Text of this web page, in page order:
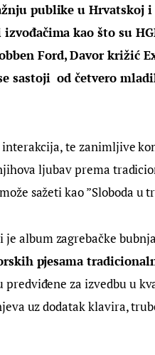
publike u Hrvatskoj i
kao što su
Ford, Davor križić
sastoji  od četvero
interakcija, te zanimljive
ljubav prema
sažeti kao ”Sloboda u
je album zagrebačke
pjesama
predviđene za izvedbu u
uz dodatak klavira,